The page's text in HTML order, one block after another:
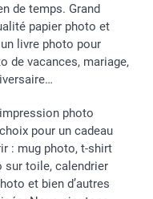
de temps. Grand
papier photo et
livre photo pour
de vacances, mariage,
photo
pour un cadeau
: mug photo, t-shirt
sur toile, calendrier
et bien d’autres